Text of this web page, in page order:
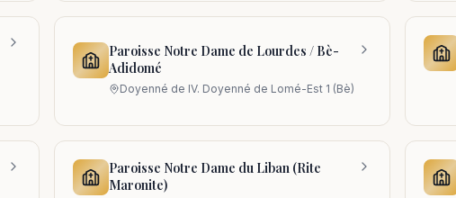
Paroisse Notre Dame de Lourdes / Bè-
Adidomé
Doyenné de IV. Doyenné de Lomé-Est 1 (Bè)
Paroisse Notre Dame du Liban (Rite
Maronite)